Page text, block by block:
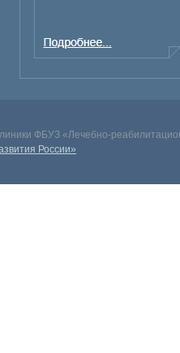
ФБУЗ «Лечебно-
России»